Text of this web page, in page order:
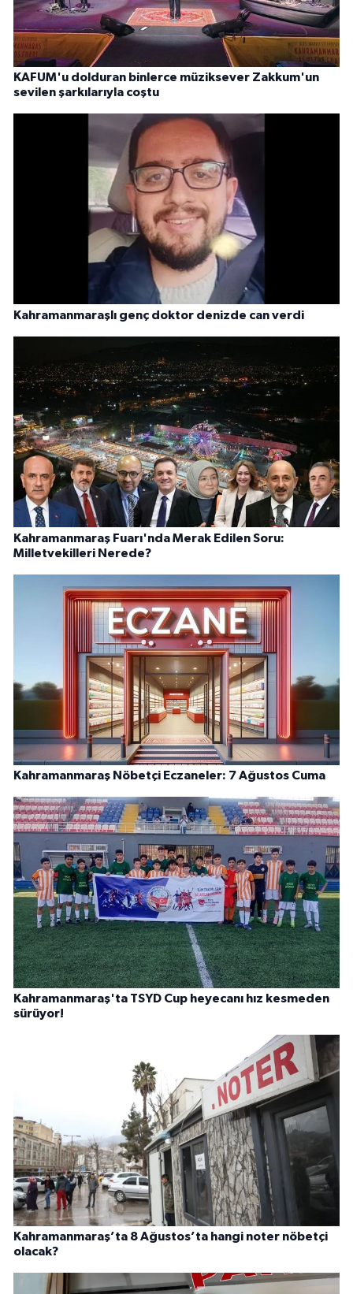
KAFUM'u dolduran binlerce müziksever Zakkum'un
sevilen şarkılarıyla coştu
Kahramanmaraşlı genç doktor denizde can verdi
Kahramanmaraş Fuarı'nda Merak Edilen Soru:
Milletvekilleri Nerede?
Kahramanmaraş Nöbetçi Eczaneler: 7 Ağustos Cuma
Kahramanmaraş'ta TSYD Cup heyecanı hız kesmeden
sürüyor!
Kahramanmaraş’ta 8 Ağustos’ta hangi noter nöbetçi
olacak?